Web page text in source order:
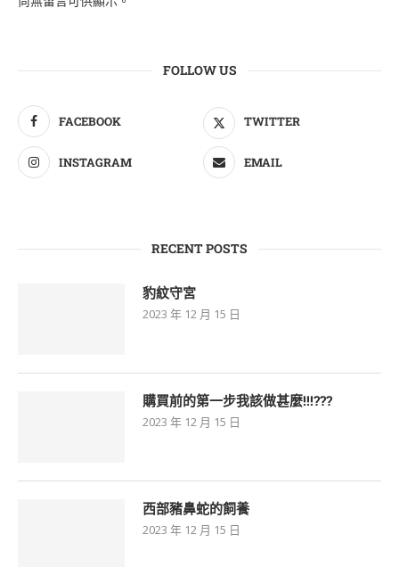
FOLLOW US
FACEBOOK TWITTER
INSTAGRAM EMAIL
RECENT POSTS
豹紋守宮
2023 年 12 月 15 日
購買前的第一步我該做甚麼!!!???
2023 年 12 月 15 日
西部豬鼻蛇的飼養
2023 年 12 月 15 日